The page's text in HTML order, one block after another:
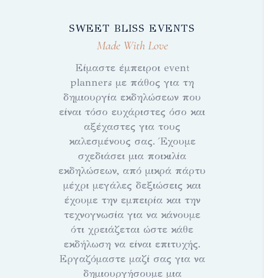
SWEET BLISS EVENTS
Made With Love
Είμαστε έμπειροι event
planners με πάθος για τη
δημιουργία εκδηλώσεων που
είναι τόσο ευχάριστες όσο και
αξέχαστες για τους
καλεσμένους σας. Έχουμε
σχεδιάσει μια ποικιλία
εκδηλώσεων, από μικρά πάρτυ
μέχρι μεγάλες δεξιώσεις και
έχουμε την εμπειρία και την
τεχνογνωσία για να κάνουμε
ότι χρειάζεται ώστε κάθε
εκδήλωση να είναι επιτυχής.
Εργαζόμαστε μαζί σας για να
δημιουργήσουμε μια